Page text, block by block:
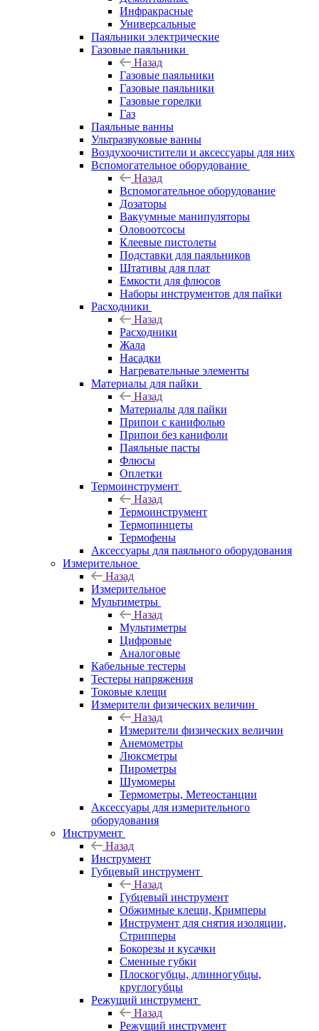
Инфракрасные
Универсальные
Паяльники электрические
Газовые паяльники
Назад
Газовые паяльники
Газовые паяльники
Газовые горелки
Газ
Паяльные ванны
Ультразвуковые ванны
Воздухоочистители и аксессуары для них
Вспомогательное оборудование
Назад
Вспомогательное оборудование
Дозаторы
Вакуумные манипуляторы
Оловоотсосы
Клеевые пистолеты
Подставки для паяльников
Штативы для плат
Емкости для флюсов
Наборы инструментов для пайки
Расходники
Назад
Расходники
Жала
Насадки
Нагревательные элементы
Материалы для пайки
Назад
Материалы для пайки
Припои с канифолью
Припои без канифоли
Паяльные пасты
Флюсы
Оплетки
Термоинструмент
Назад
Термоинструмент
Термопинцеты
Термофены
Аксессуары для паяльного оборудования
Измерительное
Назад
Измерительное
Мультиметры
Назад
Мультиметры
Цифровые
Аналоговые
Кабельные тестеры
Тестеры напряжения
Токовые клещи
Измерители физических величин
Назад
Измерители физических величин
Анемометры
Люксметры
Пирометры
Шумомеры
Термометры, Метеостанции
Аксессуары для измерительного
оборудования
Инструмент
Назад
Инструмент
Губцевый инструмент
Назад
Губцевый инструмент
Обжимные клещи, Кримперы
Инструмент для снятия изоляции,
Стрипперы
Бокорезы и кусачки
Сменные губки
Плоскогубцы, длинногубцы,
круглогубцы
Режущий инструмент
Назад
Режущий инструмент